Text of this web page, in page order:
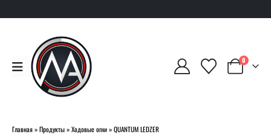
0
Главная»Продукты»Ходовые огни»QUANTUM LEDZER